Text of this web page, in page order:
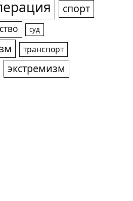
спорт
суд
транспорт
экстремизм